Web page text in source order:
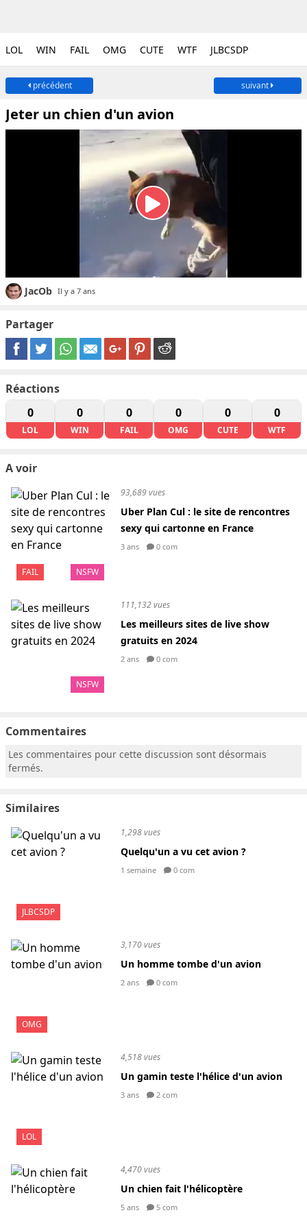
LOL WIN FAIL OMG CUTE WTF JLBCSDP
précédent suivant
Jeter un chien d'un avion
JacOb Il y a 7 ans
Partager
Réactions
0
LOL
0
WIN
0
FAIL
0
OMG
0
CUTE
0
WTF
A voir
FAIL NSFW
93,689 vues
Uber Plan Cul : le site de rencontres
sexy qui cartonne en France
3 ans 0 com
NSFW
111,132 vues
Les meilleurs sites de live show
gratuits en 2024
2 ans 0 com
Commentaires
Les commentaires pour cette discussion sont désormais
fermés.
Similaires
JLBCSDP
1,298 vues
Quelqu'un a vu cet avion ?
1 semaine 0 com
OMG
3,170 vues
Un homme tombe d'un avion
2 ans 0 com
LOL
4,518 vues
Un gamin teste l'hélice d'un avion
3 ans 2 com
4,470 vues
Un chien fait l'hélicoptère
5 ans 5 com